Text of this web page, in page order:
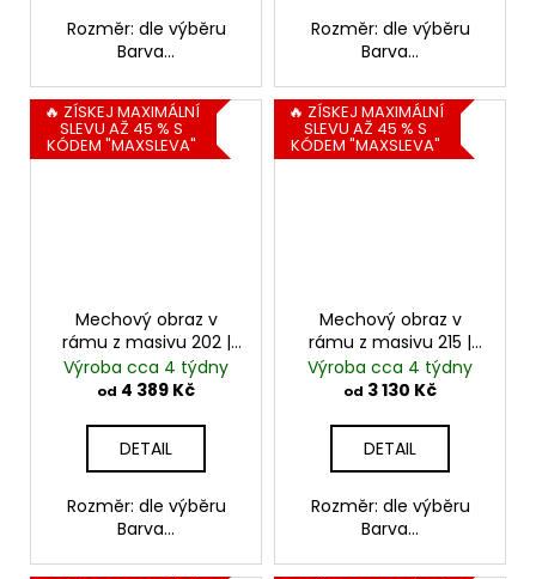
Rozměr: dle výběru
Barva...
Rozměr: dle výběru
Barva...
🔥 ZÍSKEJ MAXIMÁLNÍ
SLEVU AŽ 45 % S
KÓDEM "MAXSLEVA"
Mechový obraz v
rámu z masivu 202 |
kombinace mechů
Výroba cca 4 týdny
od 4 389 Kč
DETAIL
Rozměr: dle výběru
Barva...
🔥 ZÍSKEJ MAXIMÁLNÍ
SLEVU AŽ 45 % S
KÓDEM "MAXSLEVA"
Mechový obraz v
rámu z masivu 215 |
kopečkový mech
Výroba cca 4 týdny
od 3 130 Kč
DETAIL
Rozměr: dle výběru
Barva...